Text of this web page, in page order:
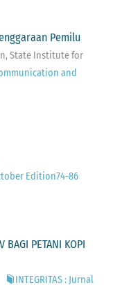
Pemilu
State Institute for
and
Edition74-86
BAGI PETANI KOPI
INTEGRITAS : Jurnal